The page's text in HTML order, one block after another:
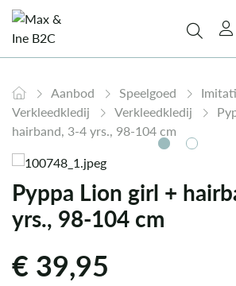
Aanbod Speelgoed
Verkleedkledij
Verkleedkledij
hairband, 3-4 yrs., 98-104 cm
Pyppa Lion girl +
yrs., 98-104 cm
€39,95